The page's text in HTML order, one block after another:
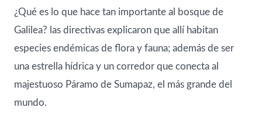
¿Qué es lo que hace tan importante al bosque de
Galilea? las directivas explicaron que allí habitan
especies endémicas de flora y fauna; además de ser
una estrella hídrica y un corredor que conecta al
majestuoso Páramo de Sumapaz, el más grande del
mundo.